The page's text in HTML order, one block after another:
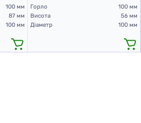
100 мм
87 мм
100 мм
Горло
100 мм
Висота
56 мм
Діаметр
100 мм